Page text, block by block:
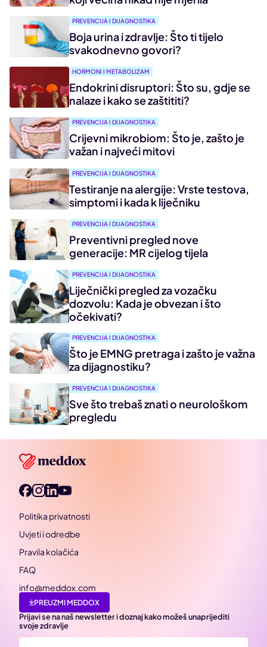
PREVENCIJA I DIJAGNOSTIKA
Boja urina i zdravlje: Što ti tijelo
svakodnevno govori?
HORMONI I METABOLIZAM
Endokrini disruptori: Što su, gdje se
nalaze i kako se zaštititi?
PREVENCIJA I DIJAGNOSTIKA
Crijevni mikrobiom: Što je, zašto je
važan i najveći mitovi
PREVENCIJA I DIJAGNOSTIKA
Testiranje na alergije: Vrste testova,
simptomi i kada k liječniku
PREVENCIJA I DIJAGNOSTIKA
Preventivni pregled nove
generacije: MR cijelog tijela
PREVENCIJA I DIJAGNOSTIKA
Liječnički pregled za vozačku
dozvolu: Kada je obvezan i što
očekivati?
PREVENCIJA I DIJAGNOSTIKA
Što je EMNG pretraga i zašto je važna
za dijagnostiku?
PREVENCIJA I DIJAGNOSTIKA
Sve što trebaš znati o neurološkom
pregledu
Politika privatnosti
Uvjeti i odredbe
Pravila kolačića
FAQ
info@meddox.com
PREUZMI MEDDOX
Prijavi se na naš newsletter i doznaj kako možeš unaprijediti
svoje zdravlje